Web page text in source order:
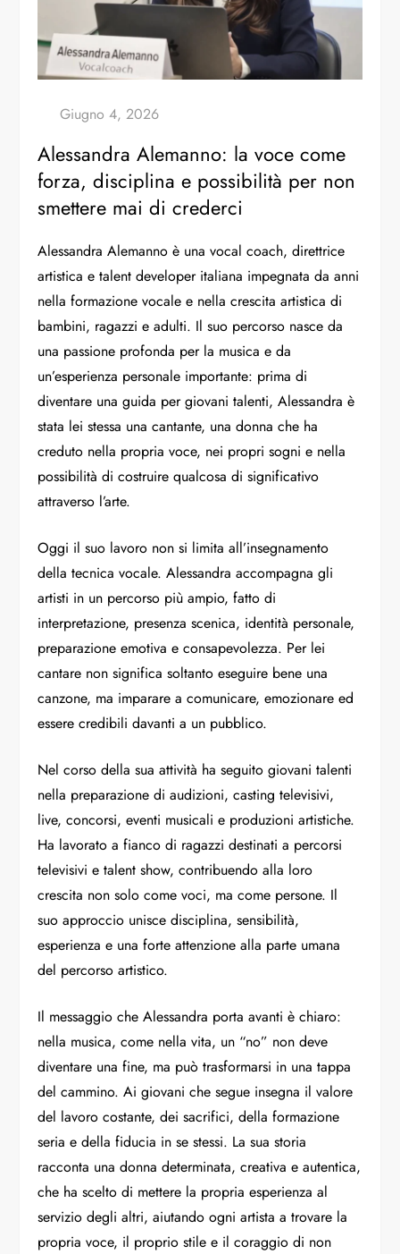
Alessandra Alemanno: la voce come
forza, disciplina e possibilità per non
smettere mai di crederci
Alessandra Alemanno è una vocal coach, direttrice
artistica e talent developer italiana impegnata da anni
nella formazione vocale e nella crescita artistica di
bambini, ragazzi e adulti. Il suo percorso nasce da
una passione profonda per la musica e da
un’esperienza personale importante: prima di
diventare una guida per giovani talenti, Alessandra è
stata lei stessa una cantante, una donna che ha
creduto nella propria voce, nei propri sogni e nella
possibilità di costruire qualcosa di significativo
attraverso l’arte.
Oggi il suo lavoro non si limita all’insegnamento
della tecnica vocale. Alessandra accompagna gli
artisti in un percorso più ampio, fatto di
interpretazione, presenza scenica, identità personale,
preparazione emotiva e consapevolezza. Per lei
cantare non significa soltanto eseguire bene una
canzone, ma imparare a comunicare, emozionare ed
essere credibili davanti a un pubblico.
Nel corso della sua attività ha seguito giovani talenti
nella preparazione di audizioni, casting televisivi,
live, concorsi, eventi musicali e produzioni artistiche.
Ha lavorato a fianco di ragazzi destinati a percorsi
televisivi e talent show, contribuendo alla loro
crescita non solo come voci, ma come persone. Il
suo approccio unisce disciplina, sensibilità,
esperienza e una forte attenzione alla parte umana
del percorso artistico.
Il messaggio che Alessandra porta avanti è chiaro:
nella musica, come nella vita, un “no” non deve
diventare una fine, ma può trasformarsi in una tappa
del cammino. Ai giovani che segue insegna il valore
del lavoro costante, dei sacrifici, della formazione
seria e della fiducia in se stessi. La sua storia
racconta una donna determinata, creativa e autentica,
che ha scelto di mettere la propria esperienza al
servizio degli altri, aiutando ogni artista a trovare la
propria voce, il proprio stile e il coraggio di non